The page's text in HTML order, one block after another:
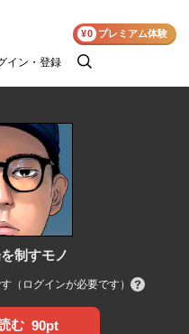
イン・登録
検
¥0 プレミアム体験
制すモノ
（ログインが必要です）
む 90pt